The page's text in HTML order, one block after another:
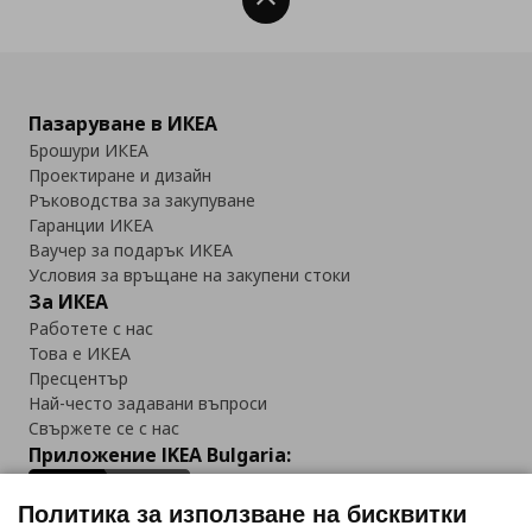
Пазаруване в ИКЕА
Брошури ИКЕА
Проектиране и дизайн
Ръководства за закупуване
Гаранции ИКЕА
Ваучер за подарък ИКЕА
Условия за връщане на закупени стоки
За ИКЕА
Работете с нас
Това е ИКЕА
Пресцентър
Най-често задавани въпроси
Свържете се с нас
Приложение IKEA Bulgaria:
Политика за използване на бисквитки